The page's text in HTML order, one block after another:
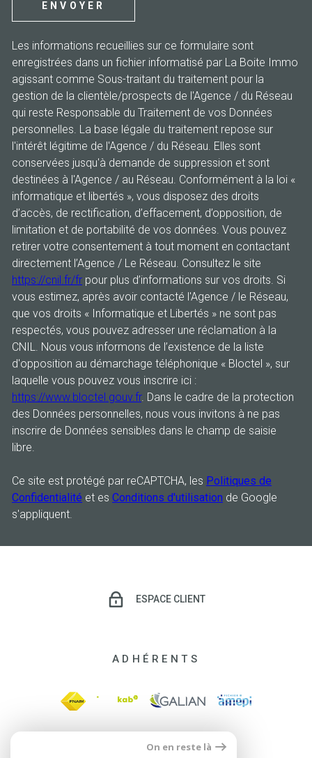
ENVOYER
Les informations recueillies sur ce formulaire sont
enregistrées dans un fichier informatisé par La Boite Immo
agissant comme Sous-traitant du traitement pour la
gestion de la clientèle/prospects de l'Agence / du Réseau
qui reste Responsable du Traitement de vos Données
personnelles. La base légale du traitement repose sur
l'intérêt légitime de l'Agence / du Réseau. Elles sont
conservées jusqu'à demande de suppression et sont
destinées à l'Agence / au Réseau. Conformément à la loi «
informatique et libertés », vous disposez des droits
d’accès, de rectification, d’effacement, d’opposition, de
limitation et de portabilité de vos données. Vous pouvez
retirer votre consentement à tout moment en contactant
directement l’Agence / Le Réseau. Consultez le site
https://cnil.fr/fr pour plus d’informations sur vos droits. Si
vous estimez, après avoir contacté l'Agence / le Réseau,
que vos droits « Informatique et Libertés » ne sont pas
respectés, vous pouvez adresser une réclamation à la
CNIL. Nous vous informons de l’existence de la liste
d'opposition au démarchage téléphonique « Bloctel », sur
laquelle vous pouvez vous inscrire ici :
https://www.bloctel.gouv.fr. Dans le cadre de la protection
des Données personnelles, nous vous invitons à ne pas
inscrire de Données sensibles dans le champ de saisie
libre.
Ce site est protégé par reCAPTCHA, les Politiques de
Confidentialité et es Conditions d'utilisation de Google
s'appliquent.
ESPACE CLIENT
ADHÉRENTS
On en reste là